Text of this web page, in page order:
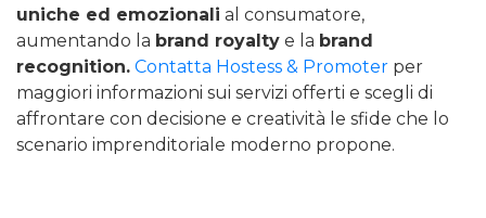
uniche ed emozionali al consumatore,
aumentando la brand royalty e la brand
recognition. Contatta Hostess & Promoter per
maggiori informazioni sui servizi offerti e scegli di
affrontare con decisione e creatività le sfide che lo
scenario imprenditoriale moderno propone.